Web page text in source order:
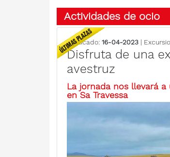
Actividades de ocio
Publicado: 16-04-2023 |
Disfruta de una
avestruz
La jornada nos llevará
en Sa Travessa